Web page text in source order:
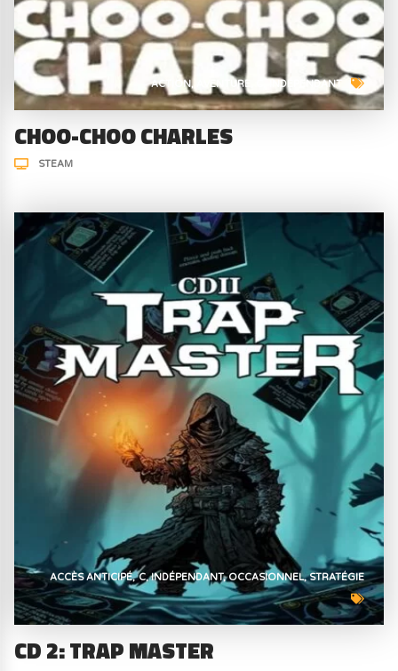
ACTION AVENTURE INDÉPENDANT
CHOO-CHOO CHARLES
STEAM
ACCÈS ANTICIPÉ C INDÉPENDANT OCCASIONNEL STRATÉGIE
CD 2: TRAP MASTER